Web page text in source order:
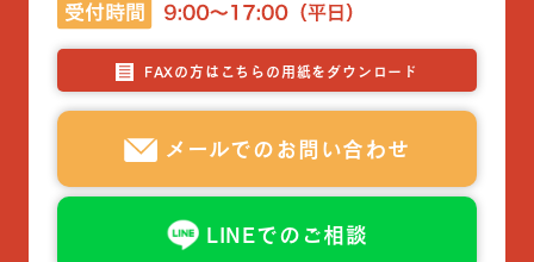
FAXの方はこちらの用紙をダウンロード
メールでのお問い合わせ
LINEでのご相談